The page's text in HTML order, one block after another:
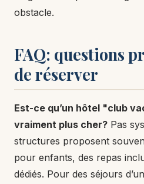
obstacle.
FAQ: questions
de réserver
Est-ce qu’un hôtel "club
vraiment plus cher? Pas
structures proposent
pour enfants, des repas
dédiés. Pour des séjours